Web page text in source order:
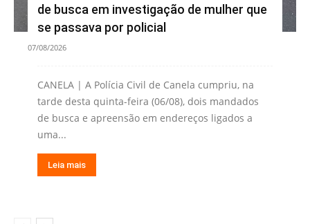
de busca em investigação de mulher que
se passava por policial
07/08/2026
CANELA | A Polícia Civil de Canela cumpriu, na
tarde desta quinta-feira (06/08), dois mandados
de busca e apreensão em endereços ligados a
uma...
Leia mais